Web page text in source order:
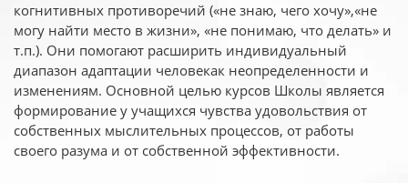
когнитивных противоречий («не знаю, чего хочу»,«не
могу найти место в жизни», «не понимаю, что делать» и
т.п.). Они помогают расширить индивидуальный
диапазон адаптации человекак неопределенности и
изменениям. Основной целью курсов Школы является
формирование у учащихся чувства удовольствия от
собственных мыслительных процессов, от работы
своего разума и от собственной эффективности.